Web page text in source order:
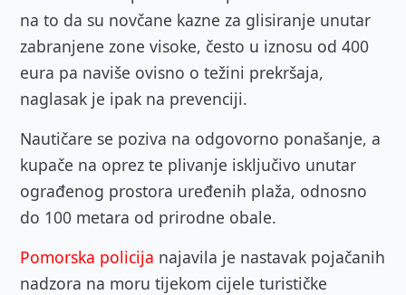
na to da su novčane kazne za glisiranje unutar
zabranjene zone visoke, često u iznosu od 400
eura pa naviše ovisno o težini prekršaja,
naglasak je ipak na prevenciji.
Nautičare se poziva na odgovorno ponašanje, a
kupače na oprez te plivanje isključivo unutar
ograđenog prostora uređenih plaža, odnosno
do 100 metara od prirodne obale.
Pomorska policija najavila je nastavak pojačanih
nadzora na moru tijekom cijele turističke